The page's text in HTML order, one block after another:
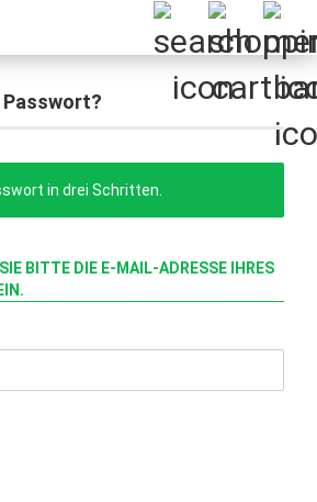
in drei Schritten.
BITTE DIE E-MAIL-ADRESSE IHRES